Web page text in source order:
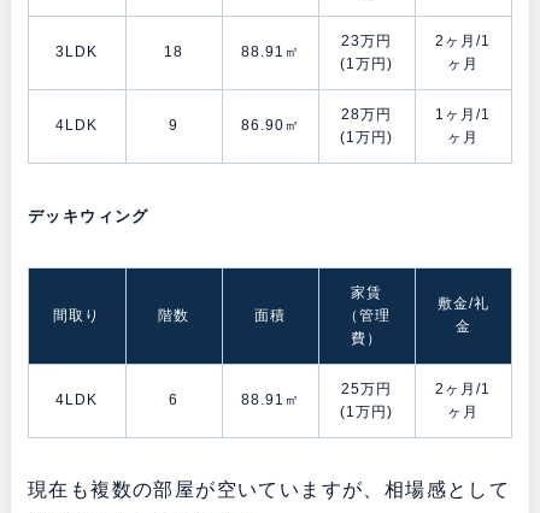
3LDK 18 88.91㎡
23万円
(1万円)
2ヶ月/1
ヶ月
4LDK 9 86.90㎡
28万円
(1万円)
1ヶ月/1
ヶ月
デッキウィング
間取り 階数 面積
家賃
（管理
費）
敷金/礼
金
4LDK 6 88.91㎡
25万円
(1万円)
2ヶ月/1
ヶ月
現在も複数の部屋が空いていますが、相場感として